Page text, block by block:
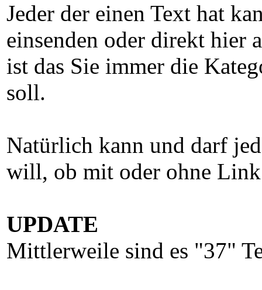
Jeder der einen Text hat
einsenden oder direkt hier
ist das Sie immer die
soll.
Natürlich kann und darf
will, ob mit oder ohne Link
UPDATE
Mittlerweile sind es "37"